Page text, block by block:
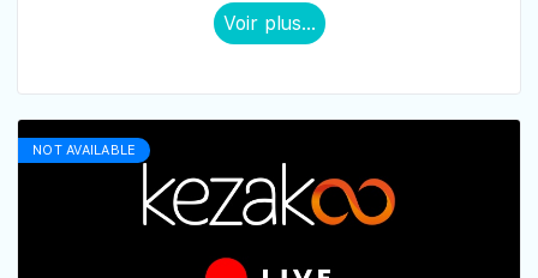
Voir plus...
NOT AVAILABLE